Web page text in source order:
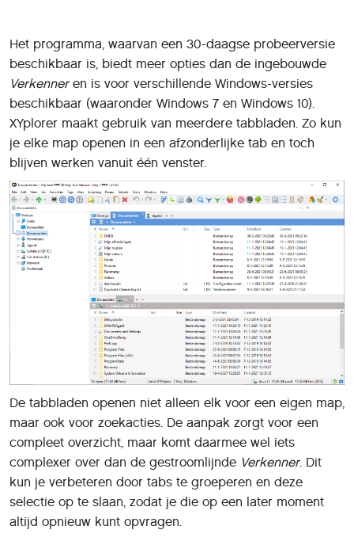
Het programma, waarvan een 30-daagse probeerversie
beschikbaar is, biedt meer opties dan de ingebouwde
Verkenneren is voor verschillende Windows-versies
beschikbaar (waaronder Windows 7 en Windows 10).
XYplorer maakt gebruik van meerdere tabbladen. Zo kun
je elke map openen in een afzonderlijke tab en toch
blijven werken vanuit één venster.
De tabbladen openen niet alleen elk voor een eigen map,
maar ook voor zoekacties. De aanpak zorgt voor een
compleet overzicht, maar komt daarmee wel iets
complexer over dan de gestroomlijnde Verkenner. Dit
kun je verbeteren door tabs te groeperen en deze
selectie op te slaan, zodat je die op een later moment
altijd opnieuw kunt opvragen.